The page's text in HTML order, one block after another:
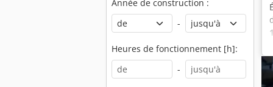
Année de construction :
-
Heures de fonctionnement [h]:
-